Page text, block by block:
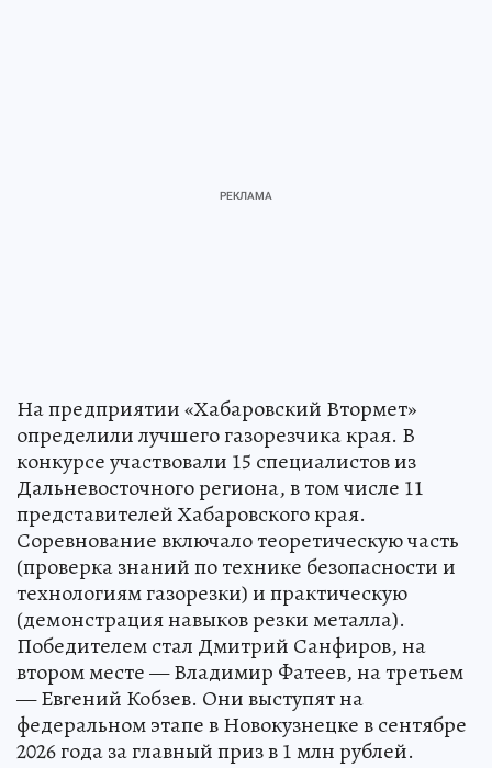
На предприятии «Хабаровский Втормет»
определили лучшего газорезчика края. В
конкурсе участвовали 15 специалистов из
Дальневосточного региона, в том числе 11
представителей Хабаровского края.
Соревнование включало теоретическую часть
(проверка знаний по технике безопасности и
технологиям газорезки) и практическую
(демонстрация навыков резки металла).
Победителем стал Дмитрий Санфиров, на
втором месте — Владимир Фатеев, на третьем
— Евгений Кобзев. Они выступят на
федеральном этапе в Новокузнецке в сентябре
2026 года за главный приз в 1 млн рублей.